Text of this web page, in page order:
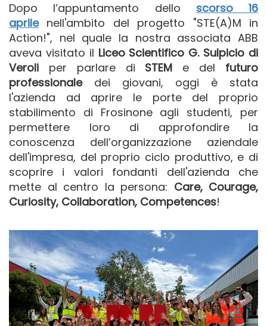
Dopo l’appuntamento dello scorso 16
aprilenell'ambito del progetto "STE(A)M in
Action!", nel quale la nostra associata ABB
aveva visitato il Liceo Scientifico G. Sulpicio di
Veroli per parlare di STEM e del futuro
professionaledei giovani, oggi è stata
l'azienda ad aprire le porte del proprio
stabilimento di Frosinone agli studenti, per
permettere loro di approfondire la
conoscenza dell’organizzazione aziendale
dell'impresa, del proprio ciclo produttivo, e di
scoprire i valori fondanti dell'azienda che
mette al centro la persona: Care, Courage,
Curiosity, Collaboration, Competences!